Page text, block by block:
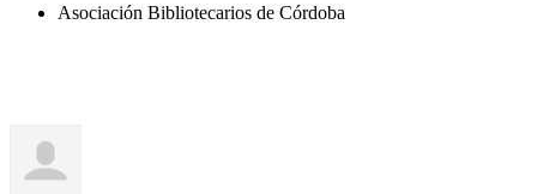
Asociación Bibliotecarios de Córdoba